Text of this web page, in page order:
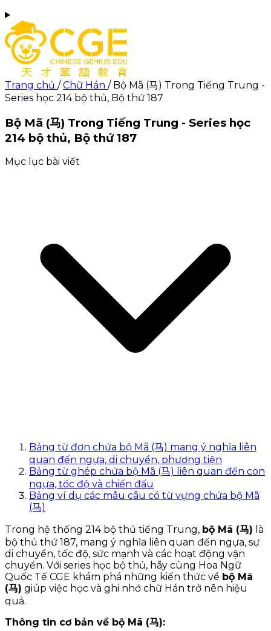
Trang chủ / Chữ Hán / Bộ Mã (马) Trong Tiếng Trung -
Series học 214 bộ thủ, Bộ thứ 187
Bộ Mã (马) Trong Tiếng Trung - Series học
214 bộ thủ, Bộ thứ 187
Mục lục bài viết
Bảng từ đơn chứa bộ Mã (马) mang ý nghĩa liên
quan đến ngựa, di chuyển, phương tiện
Bảng từ ghép chứa bộ Mã (马) liên quan đến con
ngựa, tốc độ và chiến đấu
Bảng ví dụ các mẫu câu có từ vựng chứa bộ Mã
(马)
Trong hệ thống 214 bộ thủ tiếng Trung, bộ Mã (马) là
bộ thủ thứ 187, mang ý nghĩa liên quan đến ngựa, sự
di chuyển, tốc độ, sức mạnh và các hoạt động vận
chuyển. Với series học bộ thủ, hãy cùng Hoa Ngữ
Quốc Tế CGE khám phá những kiến thức về bộ Mã
(马) giúp việc học và ghi nhớ chữ Hán trở nên hiệu
quả.
Thông tin cơ bản về bộ Mã (马):